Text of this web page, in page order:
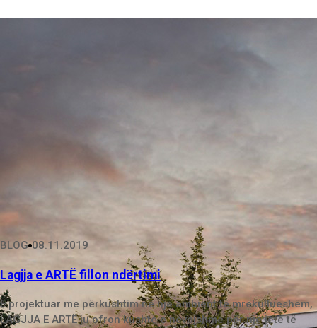
BLOG 08.11.2019
Lagjja e ARTË fillon ndërtimi
E projektuar me përkushtim në një ambient të mrekullueshëm,
LAGJJA E ARTË ju ofron kushte e nevojshme për një jetë të